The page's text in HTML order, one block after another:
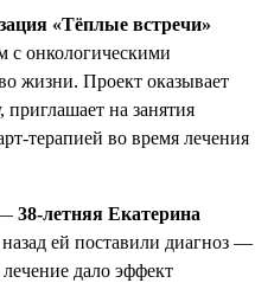
«Тёплые встречи»
с онкологическими
жизни. Проект оказывает
на занятия
терапией во время лечения
38-летняя Екатерина
ей поставили диагноз —
дало эффект